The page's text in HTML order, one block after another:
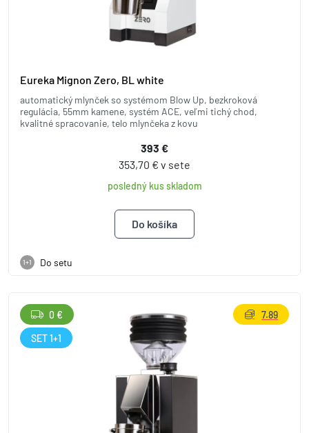
Eureka Mignon Zero, BL white
automatický mlynček so systémom Blow Up, bezkroková
regulácia, 55mm kamene, systém ACE, veľmi tichý chod,
kvalitné spracovanie, telo mlynčeka z kovu
393 €
353,70 € v sete
posledný kus skladom
1+1 Do setu
0 €
SET 1+1
7.89